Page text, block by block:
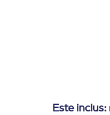
SPA:
Este inclus: